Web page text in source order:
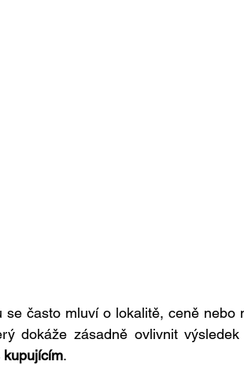
se často mluví o lokalitě, ceně nebo
dokáže zásadně ovlivnit
.